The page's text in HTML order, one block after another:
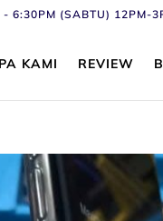
6:30PM (SABTU) 12PM-
KAMI REVIEW